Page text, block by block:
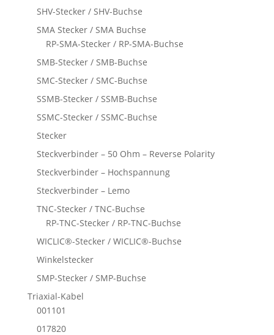
SHV-Stecker / SHV-Buchse
SMA Stecker / SMA Buchse
RP-SMA-Stecker / RP-SMA-Buchse
SMB-Stecker / SMB-Buchse
SMC-Stecker / SMC-Buchse
SSMB-Stecker / SSMB-Buchse
SSMC-Stecker / SSMC-Buchse
Stecker
Steckverbinder – 50 Ohm – Reverse Polarity
Steckverbinder – Hochspannung
Steckverbinder – Lemo
TNC-Stecker / TNC-Buchse
RP-TNC-Stecker / RP-TNC-Buchse
WICLIC®-Stecker / WICLIC®-Buchse
Winkelstecker
SMP-Stecker / SMP-Buchse
Triaxial-Kabel
001101
017820